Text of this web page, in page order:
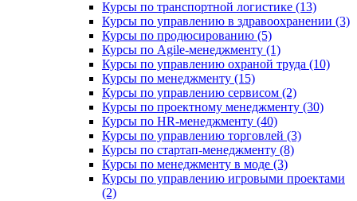
Курсы по транспортной логистике (13)
Курсы по управлению в здравоохранении (3)
Курсы по продюсированию (5)
Курсы по Agile-менеджменту (1)
Курсы по управлению охраной труда (10)
Курсы по менеджменту (15)
Курсы по управлению сервисом (2)
Курсы по проектному менеджменту (30)
Курсы по HR-менеджменту (40)
Курсы по управлению торговлей (3)
Курсы по стартап-менеджменту (8)
Курсы по менеджменту в моде (3)
Курсы по управлению игровыми проектами
(2)